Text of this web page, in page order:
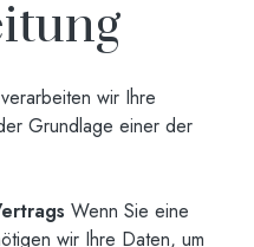
wir Ihre
Grundlage einer der
Wenn Sie eine
wir Ihre Daten, um